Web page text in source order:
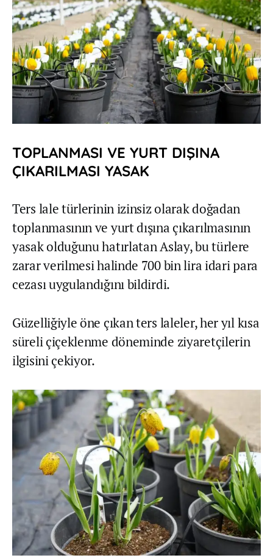
TOPLANMASI VE YURT DIŞINA
ÇIKARILMASI YASAK
Ters lale türlerinin izinsiz olarak doğadan
toplanmasının ve yurt dışına çıkarılmasının
yasak olduğunu hatırlatan Aslay, bu türlere
zarar verilmesi halinde 700 bin lira idari para
cezası uygulandığını bildirdi.
Güzelliğiyle öne çıkan ters laleler, her yıl kısa
süreli çiçeklenme döneminde ziyaretçilerin
ilgisini çekiyor.